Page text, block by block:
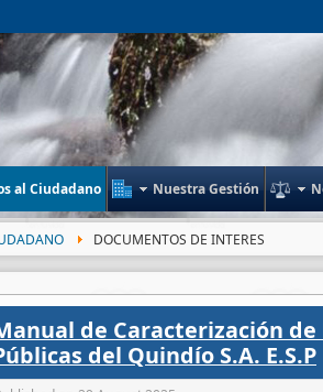
al Ciudadano Nuestra Gestión
DOCUMENTOS DE INTERES
de Caracterización
del Quindío S.A. E.S.P